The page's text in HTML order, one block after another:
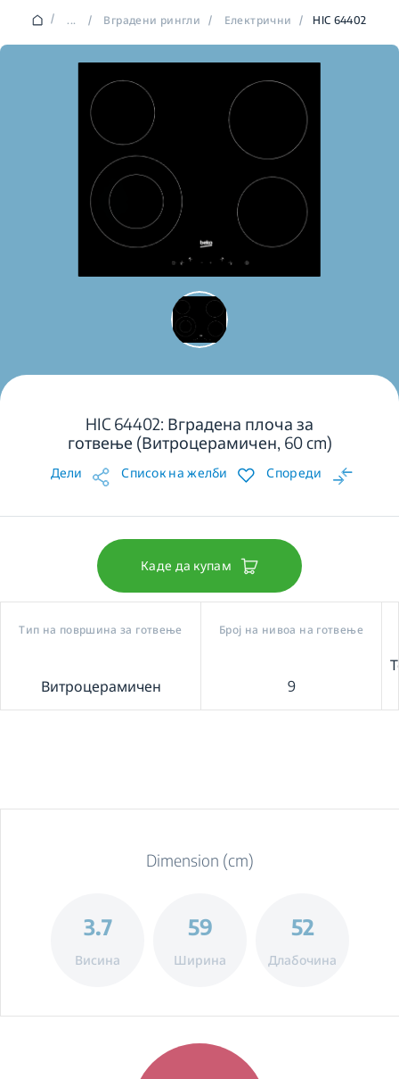
/ ... / Вградени рингли / Електрични / HIC 64402
HIC 64402: Вградена плоча за
готвење (Витроцерамичен, 60 cm)
Дели Список на желби Спореди
Каде да купам
Тип на површина за готвење
Витроцерамичен
Број на нивоа на готвење
9
Dimension (cm)
3.7
Висина
59
Ширина
52
Длабочина